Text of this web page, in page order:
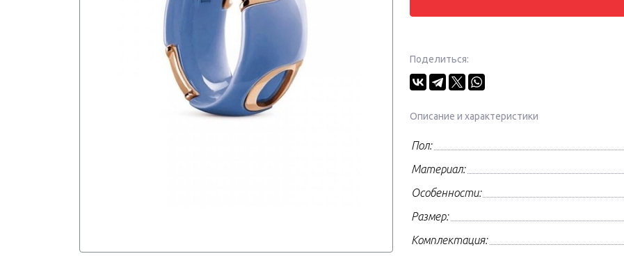
Поделиться:
Описание и характеристики
Пол:
Материал:
Особенности:
Размер:
Комплектация: